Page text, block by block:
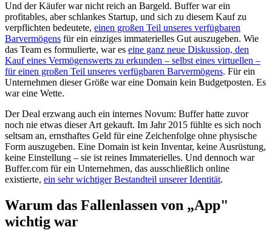
Und der Käufer war nicht reich an Bargeld. Buffer war ein
profitables, aber schlankes Startup, und sich zu diesem Kauf zu
verpflichten bedeutete, einen großen Teil unseres verfügbaren
Barvermögens für ein einziges immaterielles Gut auszugeben. Wie
das Team es formulierte, war es eine ganz neue Diskussion, den
Kauf eines Vermögenswerts zu erkunden – selbst eines virtuellen –
für einen großen Teil unseres verfügbaren Barvermögens. Für ein
Unternehmen dieser Größe war eine Domain kein Budgetposten. Es
war eine Wette.
Der Deal erzwang auch ein internes Novum: Buffer hatte zuvor
noch nie etwas dieser Art gekauft. Im Jahr 2015 fühlte es sich noch
seltsam an, ernsthaftes Geld für eine Zeichenfolge ohne physische
Form auszugeben. Eine Domain ist kein Inventar, keine Ausrüstung,
keine Einstellung – sie ist reines Immaterielles. Und dennoch war
Buffer.com für ein Unternehmen, das ausschließlich online
existierte, ein sehr wichtiger Bestandteil unserer Identität.
Warum das Fallenlassen von „App"
wichtig war